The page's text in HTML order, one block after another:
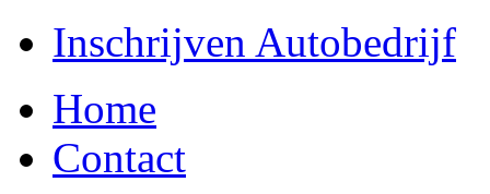
Inschrijven Autobedrijf
Home
Contact